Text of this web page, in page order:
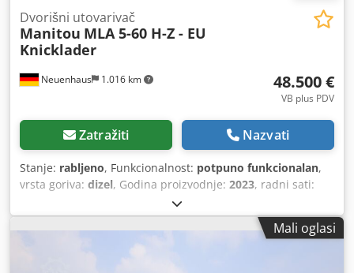
Neuenhaus 1.016 km
Dvorišni utovarivač
Manitou MLA 5-60 H-Z - EU
Knicklader
48.500 €
VB plus PDV
Zatražiti Nazvati
Stanje: rabljeno, Funkcionalnost: potpuno funkcionalan,
vrsta goriva: dizel, Godina proizvodnje: 2023, radni sati:
2.310 mm
nosivost:2.190 kg, širina konstrukcije:1.230 mm,
poljoprivredni utovarivač Vrsta jarbola: Nema Tehničko
stanje: vrlo dobro Dksdpfxevgiazo Ab Uor Vrsta prednjih
Mali oglasi